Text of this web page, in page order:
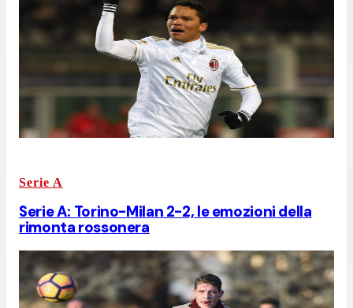
Serie A
Serie A: Torino-Milan 2-2, le emozioni della
rimonta rossonera